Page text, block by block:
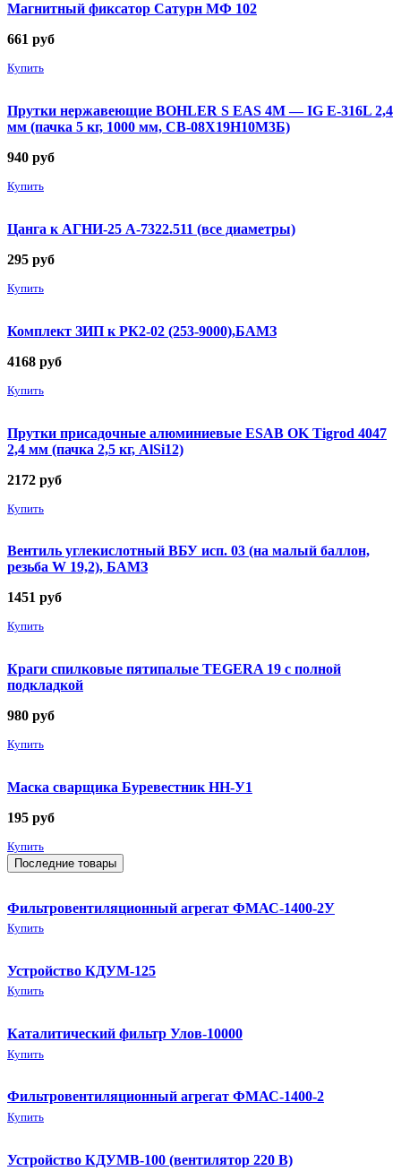
Магнитный фиксатор Сатурн МФ 102
661 руб
Купить
Прутки нержавеющие BOHLER S EAS 4M — IG E-316L 2,4
мм (пачка 5 кг, 1000 мм, СВ-08Х19Н10М3Б)
940 руб
Купить
Цанга к АГНИ-25 А-7322.511 (все диаметры)
295 руб
Купить
Комплект ЗИП к РК2-02 (253-9000),БАМЗ
4168 руб
Купить
Прутки присадочные алюминиевые ESAB OK Tigrod 4047
2,4 мм (пачка 2,5 кг, AlSi12)
2172 руб
Купить
Вентиль углекислотный ВБУ исп. 03 (на малый баллон,
резьба W 19,2), БАМЗ
1451 руб
Купить
Краги спилковые пятипалые TEGERA 19 с полной
подкладкой
980 руб
Купить
Маска сварщика Буревестник НН-У1
195 руб
Купить
Последние товары
Фильтровентиляционный агрегат ФМАС-1400-2У
Купить
Устройство КДУМ-125
Купить
Каталитический фильтр Улов-10000
Купить
Фильтровентиляционный агрегат ФМАС-1400-2
Купить
Устройство КДУМВ-100 (вентилятор 220 В)